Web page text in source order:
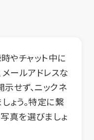
やチャット中に
メールアドレスな
せず、ニックネ
ょう。特定に繋
真を選びましょ